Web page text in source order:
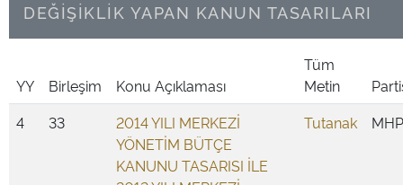
DEĞİŞİKLİK YAPAN KANUN TASARILARI
YY Birleşim Konu Açıklaması
Tüm
Metin
4
33
2014 YILI MERKEZİ
YÖNETİM BÜTÇE
KANUNU TASARISI İLE
Tutanak MHP